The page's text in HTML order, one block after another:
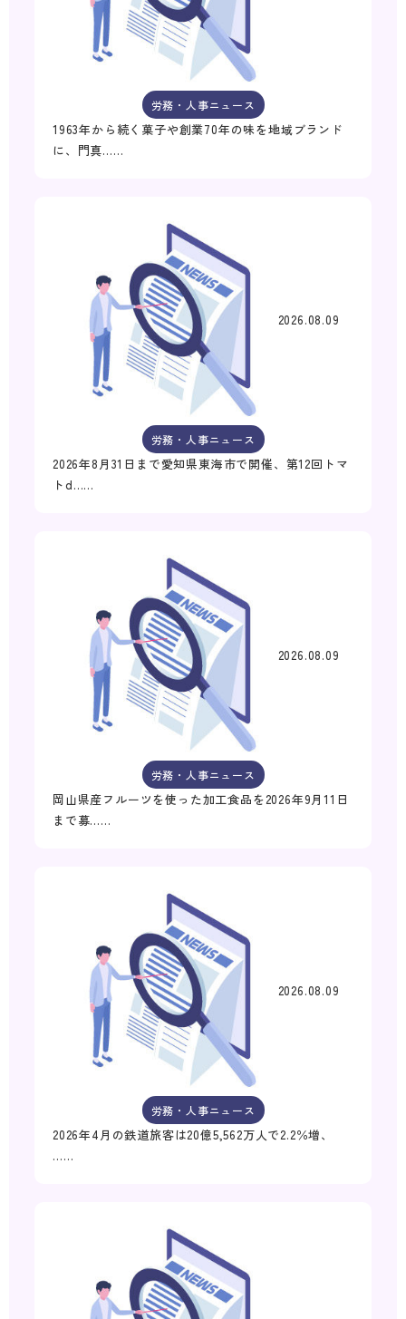
労務・人事ニュース
1963年から続く菓子や創業70年の味を地域ブランド
に、門真……
2026.08.09
労務・人事ニュース
2026年8月31日まで愛知県東海市で開催、第12回トマ
トd……
2026.08.09
労務・人事ニュース
岡山県産フルーツを使った加工食品を2026年9月11日
まで募……
2026.08.09
労務・人事ニュース
2026年4月の鉄道旅客は20億5,562万人で2.2％増、
……